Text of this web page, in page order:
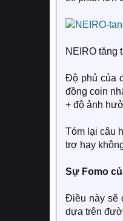
NEIRO tăng
Độ phủ của
đồng coin
+ độ ảnh
Tóm lại câu
trợ hay
Sự Fomo
Điều này sẽ
dựa trên